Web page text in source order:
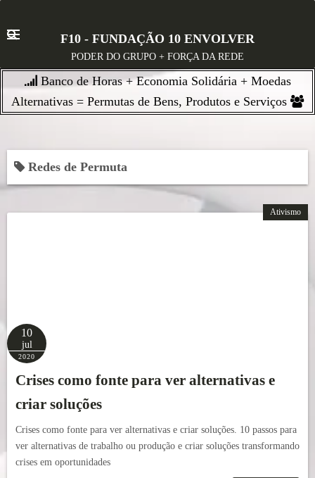
c
e
F10 - FUNDAÇÃO 10 ENVOLVER
PODER DO GRUPO + FORÇA DA REDE
Banco de Horas + Economia Solidária + Moedas
Alternativas = Permutas de Bens, Produtos e Serviços
Redes de Permuta
Ativismo
10
jul
2020
Crises como fonte para ver alternativas e
criar soluções
Crises como fonte para ver alternativas e criar soluções. 10 passos para
ver alternativas de trabalho ou produção e criar soluções transformando
crises em oportunidades